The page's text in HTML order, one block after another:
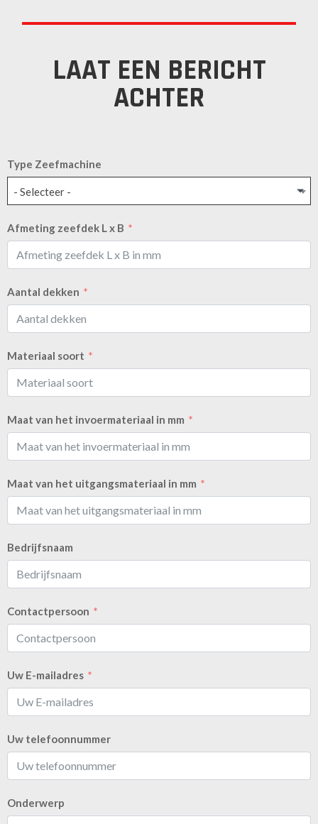
LAAT EEN BERICHT
ACHTER
Type Zeefmachine
- Selecteer -
Afmeting zeefdek L x B
Aantal dekken
Materiaal soort
Maat van het invoermateriaal in mm
Maat van het uitgangsmateriaal in mm
Bedrijfsnaam
Contactpersoon
Uw E-mailadres
Uw telefoonnummer
Onderwerp